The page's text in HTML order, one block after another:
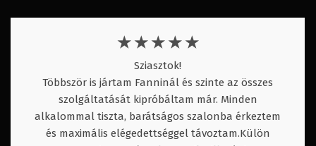
★ ★ ★ ★ ★
Sziasztok!
Többször is jártam Fanninál és szinte az összes
szolgáltatását kipróbáltam már. Minden
alkalommal tiszta, barátságos szalonba érkeztem
és maximális elégedettséggel távoztam.Külön